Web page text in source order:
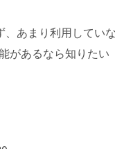
、あまり利用してい
があるなら知りたい